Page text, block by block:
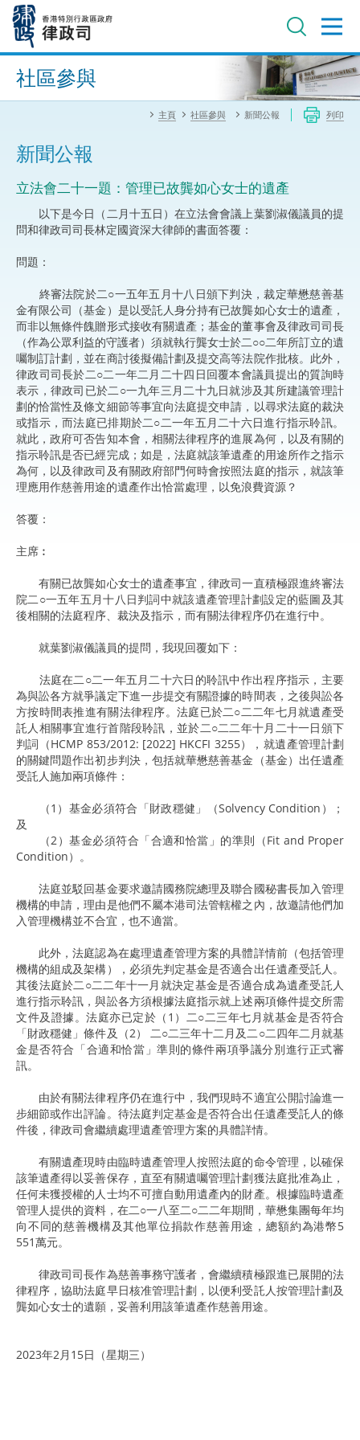
內
進階搜尋
社區參與
主頁 社區參與 新聞公報 列印
新聞公報
立法會二十一題：管理已故龔如心女士的遺產
以下是今日（二月十五日）在立法會會議上葉劉淑儀議員的提
問和律政司司長林定國資深大律師的書面答覆：
問題：
終審法院於二○一五年五月十八日頒下判決，裁定華懋慈善基
金有限公司（基金）是以受託人身分持有已故龔如心女士的遺產，
而非以無條件餽贈形式接收有關遺產；基金的董事會及律政司司長
（作為公眾利益的守護者）須就執行龔女士於二○○二年所訂立的遺
囑制訂計劃，並在商討後擬備計劃及提交高等法院作批核。此外，
律政司司長於二○二一年二月二十四日回覆本會議員提出的質詢時
表示，律政司已於二○一九年三月二十九日就涉及其所建議管理計
劃的恰當性及條文細節等事宜向法庭提交申請，以尋求法庭的裁決
或指示，而法庭已排期於二○二一年五月二十六日進行指示聆訊。
就此，政府可否告知本會，相關法律程序的進展為何，以及有關的
指示聆訊是否已經完成；如是，法庭就該筆遺產的用途所作之指示
為何，以及律政司及有關政府部門何時會按照法庭的指示，就該筆
理應用作慈善用途的遺產作出恰當處理，以免浪費資源？
答覆：
主席︰
有關已故龔如心女士的遺產事宜，律政司一直積極跟進終審法
院二○一五年五月十八日判詞中就該遺產管理計劃設定的藍圖及其
後相關的法庭程序、裁決及指示，而有關法律程序仍在進行中。
就葉劉淑儀議員的提問，我現回覆如下：
法庭在二○二一年五月二十六日的聆訊中作出程序指示，主要
為與訟各方就爭議定下進一步提交有關證據的時間表，之後與訟各
方按時間表推進有關法律程序。法庭已於二○二二年七月就遺產受
託人相關事宜進行首階段聆訊，並於二○二二年十月二十一日頒下
判詞（HCMP 853/2012: [2022] HKCFI 3255），就遺產管理計劃
的關鍵問題作出初步判決，包括就華懋慈善基金（基金）出任遺產
受託人施加兩項條件：
（1）基金必須符合「財政穩健」（Solvency Condition）；
及
（2）基金必須符合「合適和恰當」的準則（Fit and Proper
Condition）。
法庭並駁回基金要求邀請國務院總理及聯合國秘書長加入管理
機構的申請，理由是他們不屬本港司法管轄權之內，故邀請他們加
入管理機構並不合宜，也不適當。
此外，法庭認為在處理遺產管理方案的具體詳情前（包括管理
機構的組成及架構），必須先判定基金是否適合出任遺產受託人。
其後法庭於二○二二年十一月就決定基金是否適合成為遺產受託人
進行指示聆訊，與訟各方須根據法庭指示就上述兩項條件提交所需
文件及證據。法庭亦已定於（1）二○二三年七月就基金是否符合
「財政穩健」條件及（2） 二○二三年十二月及二○二四年二月就基
金是否符合「合適和恰當」準則的條件兩項爭議分別進行正式審
訊。
由於有關法律程序仍在進行中，我們現時不適宜公開討論進一
步細節或作出評論。待法庭判定基金是否符合出任遺產受託人的條
件後，律政司會繼續處理遺產管理方案的具體詳情。
有關遺產現時由臨時遺產管理人按照法庭的命令管理，以確保
該筆遺產得以妥善保存，直至有關遺囑管理計劃獲法庭批准為止，
任何未獲授權的人士均不可擅自動用遺產內的財產。根據臨時遺產
管理人提供的資料，在二○一八至二○二二年期間，華懋集團每年均
向不同的慈善機構及其他單位捐款作慈善用途，總額約為港幣5
551萬元。
律政司司長作為慈善事務守護者，會繼續積極跟進已展開的法
律程序，協助法庭早日核准管理計劃，以便利受託人按管理計劃及
龔如心女士的遺願，妥善利用該筆遺產作慈善用途。
2023年2月15日（星期三）